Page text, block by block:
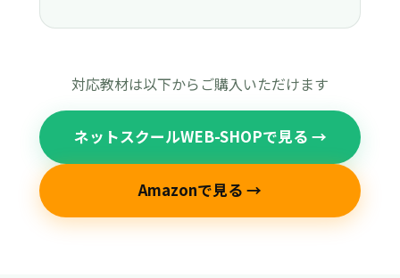
対応教材は以下からご購入いただけます
ネットスクールWEB-SHOPで見る →
Amazonで見る →